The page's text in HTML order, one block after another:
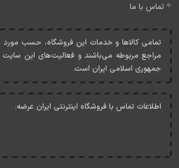
تماس با ما
تمامی کالاها و خدمات اين فروشگاه، حسب مورد
مراجع مربوطه می‌باشند و فعاليت‌های اين سايت
جمهوری اسلامی ايران است.
اطلاعات تماس با فروشگاه اینترنتی ایران عرضه: